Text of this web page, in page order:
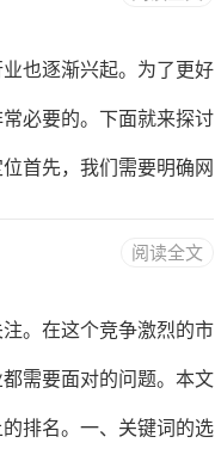
要包含公司简介、联系
也逐渐兴起。为了更好
必要的。下面就来探讨
首先，我们需要明确网
台，而不是一个销售平
阅读全文
。在这个竞争激烈的市
需要面对的问题。本文
排名。一、关键词的选